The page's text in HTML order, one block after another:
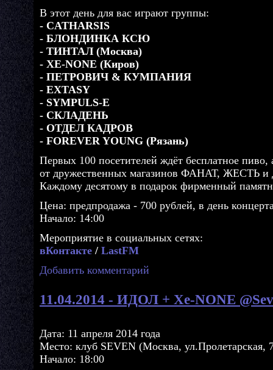
В этот день для вас играют группы:
- CATHARSIS
- БЛОНДИНКА КСЮ
- ТИНТАЛ (Москва)
- XE-NONE (Киров)
- ПЕТРОВИЧ & КУМПАНИЯ
- EXTASY
- SYMPULS-E
- СКЛАДЕНЬ
- ОТДЕЛ КАДРОВ
- FOREVER YOUNG (Рязань)
Первых 100 посетителей ждёт бесплатное
от дружественных магазинов ФАНАТ, ЖЕСТЬ
Каждому десятому в подарок фирменный
Цена: предпродажа - 700 рублей, в день
Начало: 14:00
Мероприятие в социальных сетях:
вКонтакте / LastFM
Добавить комментарий
11.04.2014 - ИДОЛ + Xe-NONE
Дата: 11 апреля 2014 года
Место: клуб SEVEN (Москва, ул.Пролетарская,
Начало: 18:00